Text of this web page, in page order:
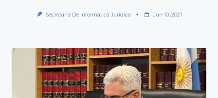
Secretaría De Informática Jurídica Jun 10, 2021